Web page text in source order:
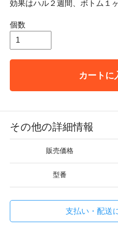
効果はハル２週間、ボトム１
個数
カートに
その他の詳細情報
販売価格
型番
支払い・配送